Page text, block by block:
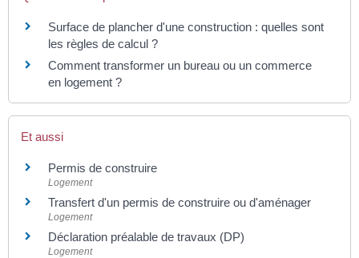
Surface de plancher d'une construction : quelles sont
les règles de calcul ?
Comment transformer un bureau ou un commerce
en logement ?
Et aussi
Permis de construire
Logement
Transfert d'un permis de construire ou d'aménager
Logement
Déclaration préalable de travaux (DP)
Logement